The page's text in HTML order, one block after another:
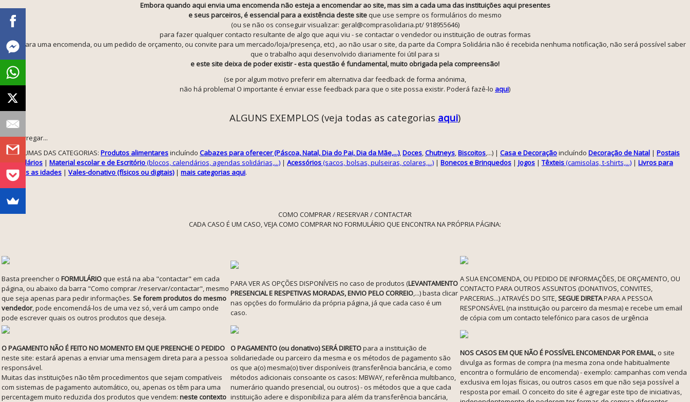
Embora quando aqui envia uma encomenda não esteja a encomendar ao site, mas sim a cada uma das instituições aqui presentes
e seus parceiros, é essencial para a existência deste siteque use sempre os formulários do mesmo
(ou se não os conseguir visualizar: geral@comprasolidaria.pt/ 918955646)
para fazer qualquer contacto resultante de algo que aqui viu - se contactar o vendedor ou instituição de outras formas
(seja para uma encomenda, ou um pedido de orçamento, ou convite para um mercado/loja/presença, etc) , ao não usar o site, da parte da Compra Solidária não é recebida nenhuma notificação, não será possível saber
que o trabalho aqui desenvolvido diariamente foi útil para si
e este site deixa de poder existir - esta questão é fundamental, muito obrigada pela compreensão!
(se por algum motivo preferir em alternativa dar feedback de forma anónima,
não há problema! O importante é enviar esse feedback para que o site possa existir. Poderá fazê-lo aqui)
ALGUNS EXEMPLOS (veja todas as categorias aqui)
A carregar...
ALGUMAS DAS CATEGORIAS: Produtos alimentaresincluíndo Cabazes para oferecer (Páscoa, Natal, Dia do Pai, Dia da Mãe,...),Doces,Chutneys,Biscoitos,...) | Casa e Decoraçãoincluíndo Decoração de Natal | Postais
Solidários | Material escolar e de Escritório(blocos, calendários, agendas solidárias,...) | Acessórios(sacos, bolsas, pulseiras, colares,...) | Bonecos e Brinquedos | Jogos | Têxteis(camisolas, t-shirts,...) | Livros para
todas as idades | Vales-donativo (físicos ou digitais)| mais categorias aqui.
COMO COMPRAR / RESERVAR / CONTACTAR
CADA CASO É UM CASO, VEJA COMO COMPRAR NO FORMULÁRIO QUE ENCONTRA NA PRÓPRIA PÁGINA:
Basta preencher o FORMULÁRIOque está na aba "contactar" em cada
página, ou abaixo da barra "Como comprar /reservar/contactar", mesmo
que seja apenas para pedir informações. Se forem produtos do mesmo
vendedor, pode encomendá-los de uma vez só, verá um campo onde
pode escrever quais os outros produtos que deseja.
PARA VER AS OPÇÕES DISPONÍVEIS no caso de produtos (LEVANTAMENTO
PRESENCIAL E RESPETIVAS MORADAS, ENVIO PELO CORREIO,...) basta clicar
nas opções do formulário da própria página, já que cada caso é um
caso.
A SUA ENCOMENDA, OU PEDIDO DE INFORMAÇÕES, DE ORÇAMENTO, OU
CONTACTO PARA OUTROS ASSUNTOS (DONATIVOS, CONVITES,
PARCERIAS...) ATRAVÉS DO SITE,SEGUE DIRETAPARA A PESSOA
RESPONSÁVEL (na instituição ou parceiro da mesma) e recebe um email
de cópia com um contacto telefónico para casos de urgência
O PAGAMENTO NÃO É FEITO NO MOMENTO EM QUE PREENCHE O PEDIDO
neste site: estará apenas a enviar uma mensagem direta para a pessoa
responsável.
Muitas das instituições não têm procedimentos que sejam compatíveis
com sistemas de pagamento automático, ou, apenas os têm para uma
percentagem muito reduzida dos produtos que vendem: neste contexto
O PAGAMENTO (ou donativo) SERÁ DIRETOpara a instituição de
solidariedade ou parceiro da mesma e os métodos de pagamento são
os que a(o) mesma(o) tiver disponíveis (transferência bancária, e como
métodos adicionais consoante os casos: MBWAY, referência multibanco,
numerário quando presencial, ou outros) - os métodos que a que cada
instituição adere e disponibiliza para além da transferência bancária,
NOS CASOS EM QUE NÃO É POSSÍVEL ENCOMENDAR POR EMAIL, o site
divulga as formas de compra (na mesma zona onde habitualmente
encontra o formulário de encomenda) - exemplo: campanhas com venda
exclusiva em lojas físicas, ou outros casos em que não seja possível a
resposta por email. O conceito do site é agregar este tipo de iniciativas,